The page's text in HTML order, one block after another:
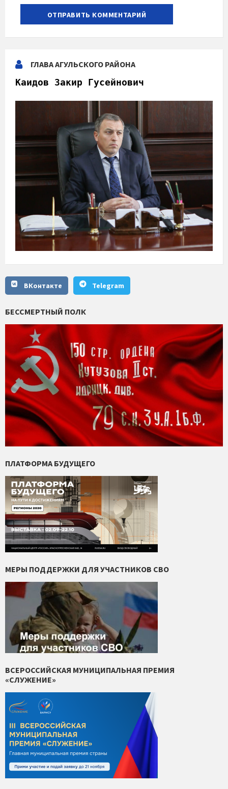
ГЛАВА АГУЛЬСКОГО РАЙОНА
Каидов Закир Гусейнович
ВКонтакте Telegram
БЕССМЕРТНЫЙ ПОЛК
ПЛАТФОРМА БУДУЩЕГО
МЕРЫ ПОДДЕРЖКИ ДЛЯ УЧАСТНИКОВ СВО
ВСЕРОССИЙСКАЯ МУНИЦИПАЛЬНАЯ ПРЕМИЯ
«СЛУЖЕНИЕ»